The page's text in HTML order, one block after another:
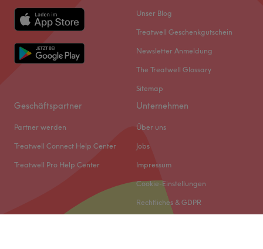
Unser Blog
Treatwell Geschenkgutschein
Newsletter Anmeldung
The Treatwell Glossary
Sitemap
Geschäftspartner
Partner werden
Treatwell Connect Help Center
Treatwell Pro Help Center
Unternehmen
Über uns
Jobs
Impressum
Cookie-Einstellungen
Rechtliches & GDPR